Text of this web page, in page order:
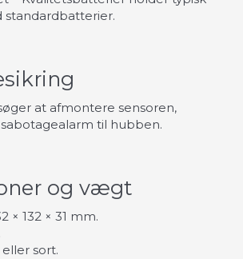
at afmontere sensoren,
til hubben.
og vægt
× 132 × 31 mm.
eller sort.